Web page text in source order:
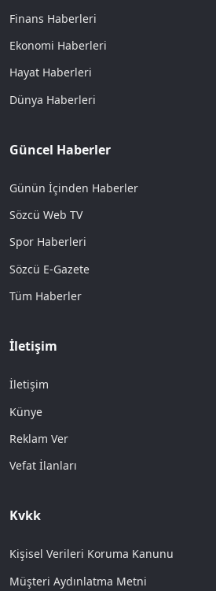
Finans Haberleri
Ekonomi Haberleri
Hayat Haberleri
Dünya Haberleri
Güncel Haberler
Günün İçinden Haberler
Sözcü Web TV
Spor Haberleri
Sözcü E-Gazete
Tüm Haberler
İletişim
İletişim
Künye
Reklam Ver
Vefat İlanları
Kvkk
Kişisel Verileri Koruma Kanunu
Müşteri Aydınlatma Metni